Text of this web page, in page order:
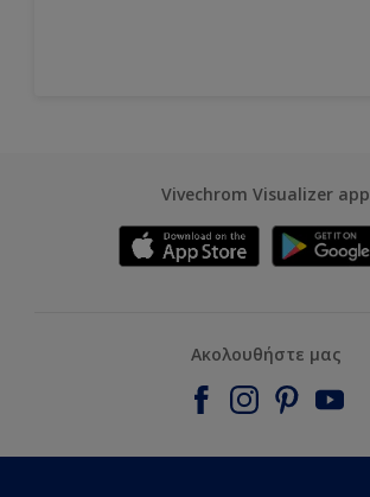
Vivechrom Visualizer app
Ακολουθήστε μας